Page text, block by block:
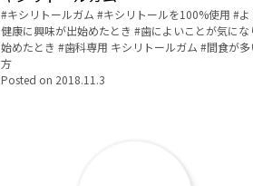
Tags:
キシリトールガム キシリトールを100%使用
よ
健康に興味が出始めたとき
歯によいことが気にな
始めたとき
歯科専用 キシリトールガム
間食が多
方
Posted on 2018.11.3
お産について